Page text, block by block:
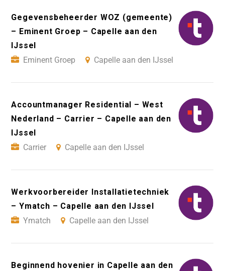
Gegevensbeheerder WOZ (gemeente)
– Eminent Groep – Capelle aan den
IJssel
Eminent Groep
Capelle aan den IJssel
Accountmanager Residential – West
Nederland – Carrier – Capelle aan den
IJssel
Carrier
Capelle aan den IJssel
Werkvoorbereider Installatietechniek
– Ymatch – Capelle aan den IJssel
Ymatch
Capelle aan den IJssel
Beginnend hovenier in Capelle aan den